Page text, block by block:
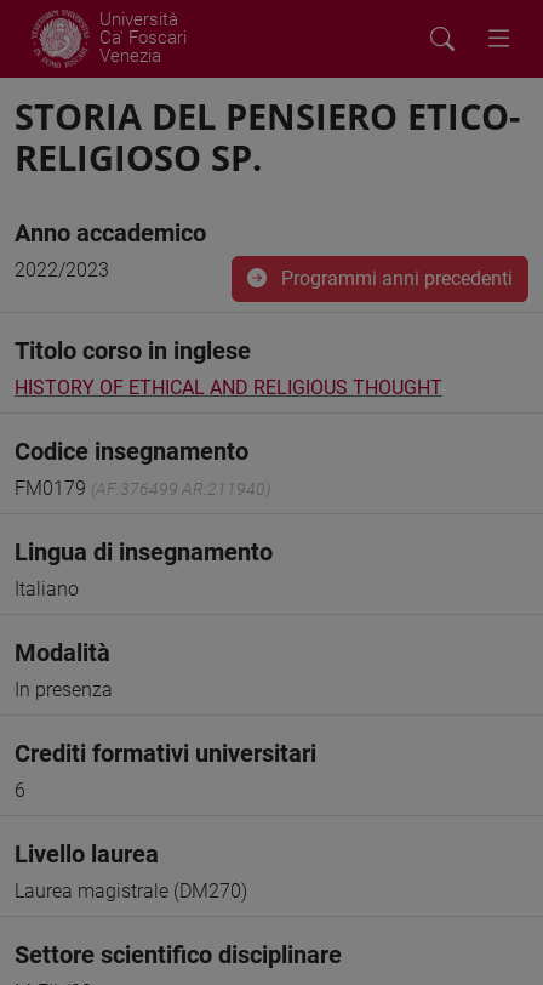
Università
Ca' Foscari
Venezia
STORIA DEL PENSIERO ETICO-
RELIGIOSO SP.
Anno accademico
2022/2023 Programmi anni precedenti
Titolo corso in inglese
HISTORY OF ETHICAL AND RELIGIOUS THOUGHT
Codice insegnamento
FM0179 (AF:376499 AR:211940)
Lingua di insegnamento
Italiano
Modalità
In presenza
Crediti formativi universitari
6
Livello laurea
Laurea magistrale (DM270)
Settore scientifico disciplinare